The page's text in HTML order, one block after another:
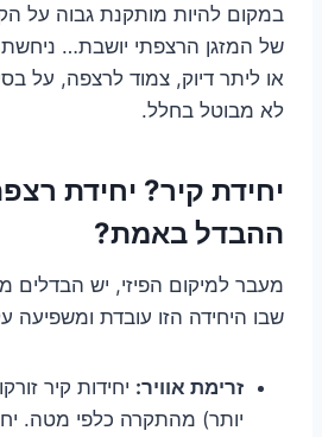
במקום להיות מותקנת גבוה על
של המזגן הרצפתי יושבת…
או ליתר דיוק, צמוד לרצפה, על
לא מבוטל בחלל.
יחידת קיר? יחידת
ההבדל באמת?
מעבר למיקום הפיזי, יש הבדלים
שבו היחידה הזו עובדת ומשפיעה
זרימת אוויר: יחידות קיר
יותר) מהתקרה כלפי מטה.